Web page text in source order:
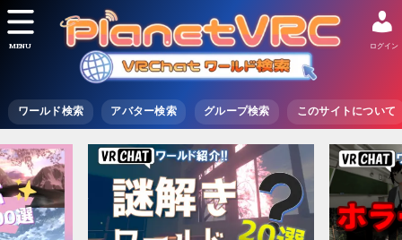
ワールド検索 アバター検索 グループ検索 このサイトについて
ログイン
MENU